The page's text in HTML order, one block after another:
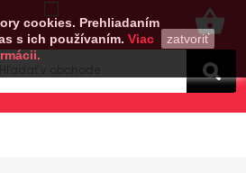
cookies. Prehliadaním
s ich používaním. Viac
zatvoriť
shopping_basket